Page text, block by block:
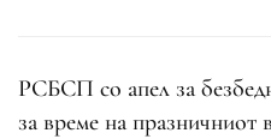
РСБСП со апел за
за време на празничниот